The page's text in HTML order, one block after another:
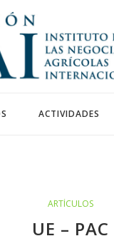
ACTIVIDADES
ARTÍCULOS
UE – PAC